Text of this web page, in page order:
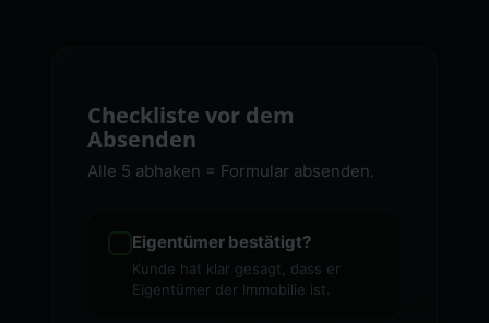
Checkliste vor dem
Absenden
Alle 5 abhaken = Formular absenden.
Eigentümer bestätigt?
Kunde hat klar gesagt, dass er
Eigentümer der Immobilie ist.